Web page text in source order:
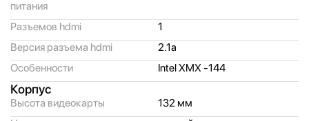
питания
Разъемов hdmi
1
Версия разъема hdmi
2.1a
Особенности
Intel XMX -144
Корпус
Высота видеокарты
132 мм